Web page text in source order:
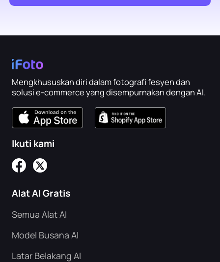
Mengkhususkan diri dalam fotografi fesyen dan
solusi e-commerce yang disempurnakan dengan AI.
Ikuti kami
Alat AI Gratis
Semua Alat AI
Model Busana AI
Latar Belakang AI